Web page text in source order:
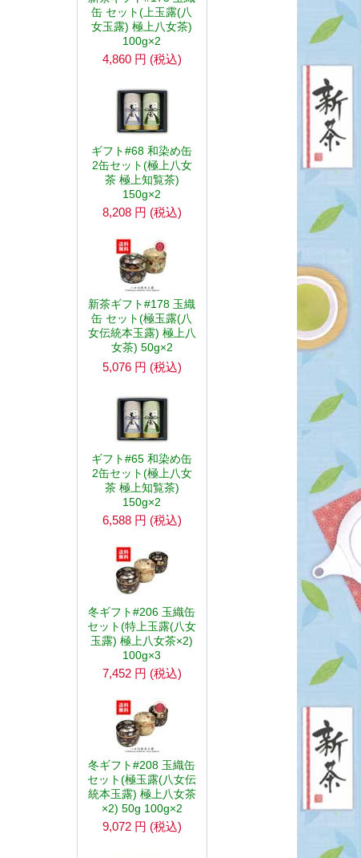
缶 セット(上玉露(八
女玉露) 極上八女茶)
100g×2
4,860 円 (税込)
ギフト#68 和染め缶
2缶セット(極上八女
茶 極上知覧茶)
150g×2
8,208 円 (税込)
新茶ギフト#178 玉織
缶 セット(極玉露(八
女伝統本玉露) 極上八
女茶) 50g×2
5,076 円 (税込)
ギフト#65 和染め缶
2缶セット(極上八女
茶 極上知覧茶)
150g×2
6,588 円 (税込)
冬ギフト#206 玉織缶
セット(特上玉露(八女
玉露) 極上八女茶×2)
100g×3
7,452 円 (税込)
冬ギフト#208 玉織缶
セット(極玉露(八女伝
統本玉露) 極上八女茶
×2) 50g 100g×2
9,072 円 (税込)